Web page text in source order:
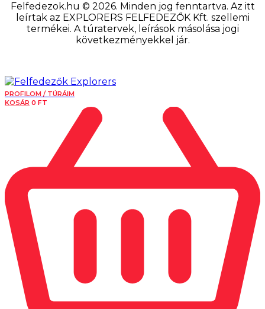
Felfedezok.hu © 2026. Minden jog fenntartva. Az itt
leírtak az EXPLORERS FELFEDEZŐK Kft. szellemi
termékei. A túratervek, leírások másolása jogi
következményekkel jár.
PROFILOM / TÚRÁIM
KOSÁR 0 FT